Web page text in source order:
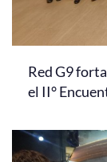
Red G9
el II°